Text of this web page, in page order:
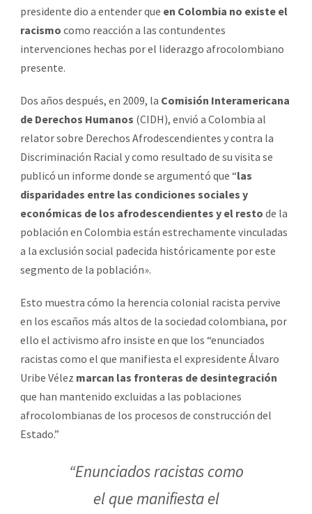
presidente dio a entender que en Colombia no existe el
racismo como reacción a las contundentes
intervenciones hechas por el liderazgo afrocolombiano
presente.
Dos años después, en 2009, la Comisión Interamericana
de Derechos Humanos (CIDH), envió a Colombia al
relator sobre Derechos Afrodescendientes y contra la
Discriminación Racial y como resultado de su visita se
publicó un informe donde se argumentó que “las
disparidades entre las condiciones sociales y
económicas de los afrodescendientes y el resto de la
población en Colombia están estrechamente vinculadas
a la exclusión social padecida históricamente por este
segmento de la población».
Esto muestra cómo la herencia colonial racista pervive
en los escaños más altos de la sociedad colombiana, por
ello el activismo afro insiste en que los “enunciados
racistas como el que manifiesta el expresidente Álvaro
Uribe Vélez marcan las fronteras de desintegración
que han mantenido excluidas a las poblaciones
afrocolombianas de los procesos de construcción del
Estado.”
“Enunciados racistas como
el que manifiesta el